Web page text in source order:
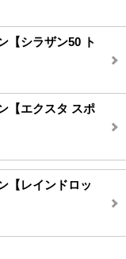
【シラザン50 ト
【エクスタ スポ
【レインドロッ